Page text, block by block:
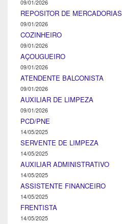
09/01/2026
REPOSITOR DE MERCADORIAS
09/01/2026
COZINHEIRO
09/01/2026
AÇOUGUEIRO
09/01/2026
ATENDENTE BALCONISTA
09/01/2026
AUXILIAR DE LIMPEZA
09/01/2026
PCD/PNE
14/05/2025
SERVENTE DE LIMPEZA
14/05/2025
AUXILIAR ADMINISTRATIVO
14/05/2025
ASSISTENTE FINANCEIRO
14/05/2025
FRENTISTA
14/05/2025